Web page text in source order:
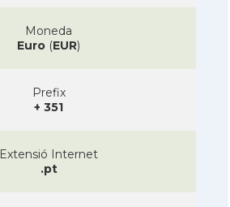
Moneda
Euro (EUR)
Prefix
+ 351
Extensió Internet
.pt